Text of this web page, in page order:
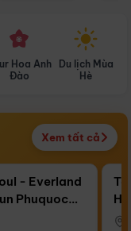
Hoa Anh
Đào
Du lịch Mùa
Hè
Xem tất cả
Điểm nổi bật
- Everland
Phuquoc